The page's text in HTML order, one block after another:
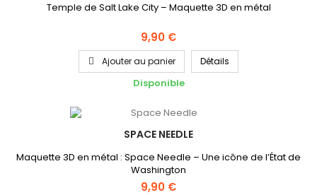
Temple de Salt Lake City – Maquette 3D en métal
9,90 €
Ajouter au panier Détails
Disponible
SPACE NEEDLE
Maquette 3D en métal : Space Needle – Une icône de l’État de
Washington
9,90 €